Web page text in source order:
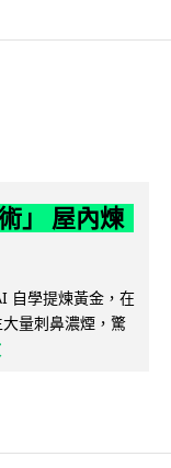
」 屋內煉
自學提煉黃金，在
量刺鼻濃煙，驚